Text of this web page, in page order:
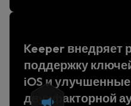
Keeper внедряет
поддержку
iOS и
двухфакторной